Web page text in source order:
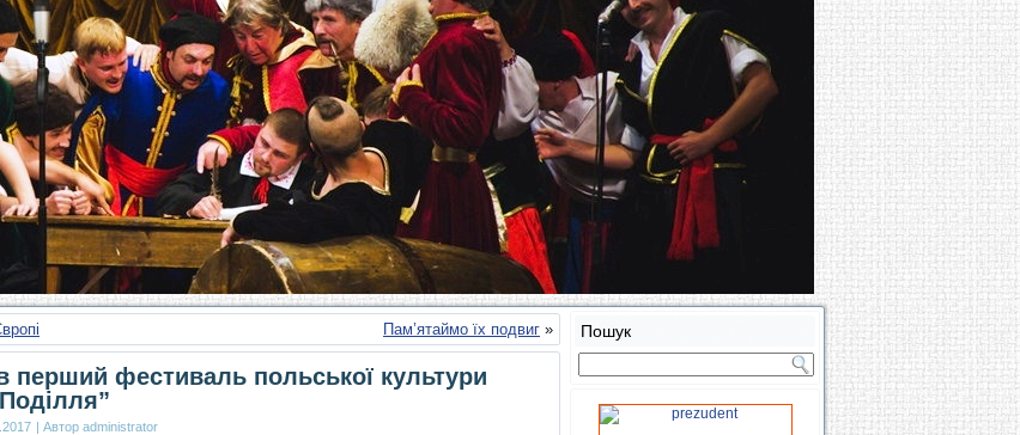
Пам’ятаймо їх подвиг »
перший фестиваль польської культури
| Автор administrator
Пошук